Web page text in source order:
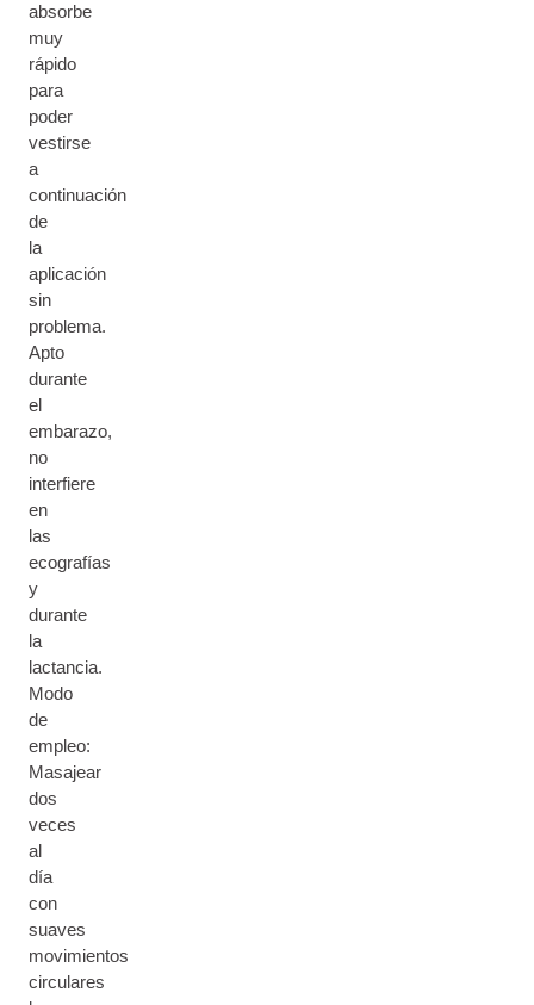
absorbe
muy
rápido
para
poder
vestirse
a
continuación
de
la
aplicación
sin
problema.
Apto
durante
el
embarazo,
no
interfiere
en
las
ecografías
y
durante
la
lactancia.
Modo
de
empleo:
Masajear
dos
veces
al
día
con
suaves
movimientos
circulares